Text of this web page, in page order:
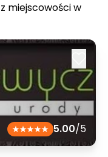
miejscowości w
5.00/5